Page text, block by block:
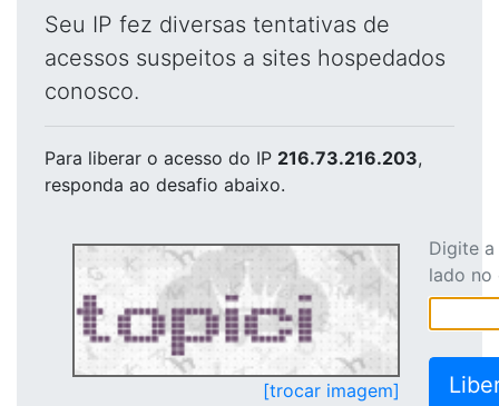
Seu IP fez diversas tentativas de
acessos suspeitos a sites hospedados
conosco.
Para liberar o acesso do IP 216.73.216.203,
responda ao desafio abaixo.
[trocar imagem]
Digite
lado no